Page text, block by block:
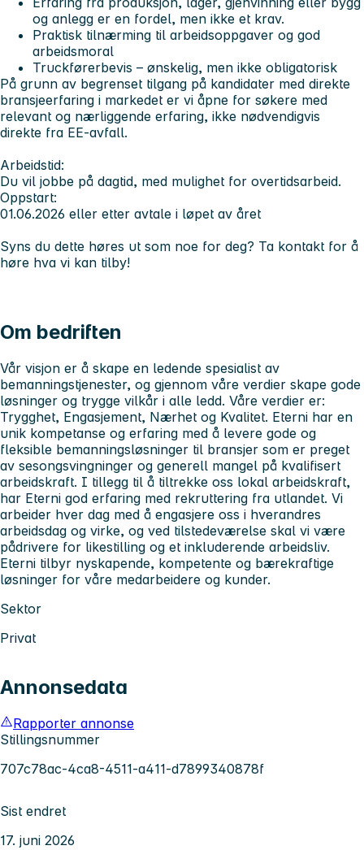
og anlegg er en fordel, men ikke et krav.
Praktisk tilnærming til arbeidsoppgaver og god
arbeidsmoral
Truckførerbevis – ønskelig, men ikke obligatorisk
På grunn av begrenset tilgang på kandidater med direkte
bransjeerfaring i markedet er vi åpne for søkere med
relevant og nærliggende erfaring, ikke nødvendigvis
direkte fra EE‑avfall.
Arbeidstid:
Du vil jobbe på dagtid, med mulighet for overtidsarbeid.
Oppstart:
01.06.2026 eller etter avtale i løpet av året
Syns du dette høres ut som noe for deg? Ta kontakt for å
høre hva vi kan tilby!
Om bedriften
Vår visjon er å skape en ledende spesialist av
bemanningstjenester, og gjennom våre verdier skape gode
løsninger og trygge vilkår i alle ledd. Våre verdier er:
Trygghet, Engasjement, Nærhet og Kvalitet. Eterni har en
unik kompetanse og erfaring med å levere gode og
fleksible bemanningsløsninger til bransjer som er preget
av sesongsvingninger og generell mangel på kvalifisert
arbeidskraft. I tillegg til å tiltrekke oss lokal arbeidskraft,
har Eterni god erfaring med rekruttering fra utlandet. Vi
arbeider hver dag med å engasjere oss i hverandres
arbeidsdag og virke, og ved tilstedeværelse skal vi være
pådrivere for likestilling og et inkluderende arbeidsliv.
Eterni tilbyr nyskapende, kompetente og bærekraftige
løsninger for våre medarbeidere og kunder.
Sektor
Privat
Annonsedata
Rapporter annonse
Stillingsnummer
707c78ac-4ca8-4511-a411-d7899340878f
Sist endret
17. juni 2026